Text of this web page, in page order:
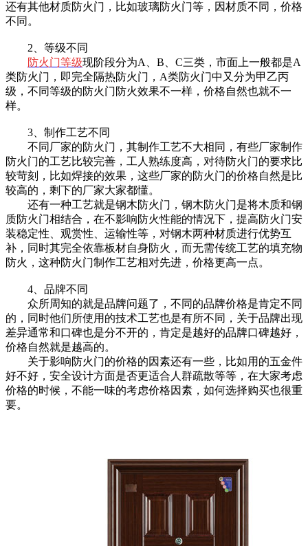
还有其他材质防火门，比如玻璃防火门等，因材质不同，价格
不同。
2、等级不同
防火门等级现阶段分为A、B、C三类，市面上一般都是A
类防火门，即完全隔热防火门，A类防火门中又分为甲乙丙
级，不同等级的防火门防火效果不一样，价格自然也就不一
样。
3、制作工艺不同
不同厂家的防火门，其制作工艺不大相同，有些厂家制作
防火门的工艺比较完善，工人熟练度高，对待防火门的要求比
较苛刻，比如焊接的效果，这些厂家的防火门的价格自然是比
较高的，剩下的厂家大家都懂。
还有一种工艺就是钢木防火门，钢木防火门是将木质和钢
质防火门相结合，在不影响防火性能的情况下，提高防火门安
装稳定性、观赏性、运输性等，对钢木两种材质进行优势互
补，同时其完全依靠板材自身防火，而无需传统工艺的填充物
防火，这种防火门制作工艺相对先进，价格更高一点。
4、品牌不同
众所周知的就是品牌问题了，不同的品牌价格是肯定不同
的，同时他们所使用的技术工艺也是有所不同，关于品牌出现
差异通常和口碑也是分不开的，肯定是越好的品牌口碑越好，
价格自然就是越高的。
关于影响防火门的价格的因素还有一些，比如用的五金件
好不好，安全设计方面是否更适合人群疏散等等，在大家考虑
价格的时候，不能一味的考虑价格因素，如何选择购买也很重
要。